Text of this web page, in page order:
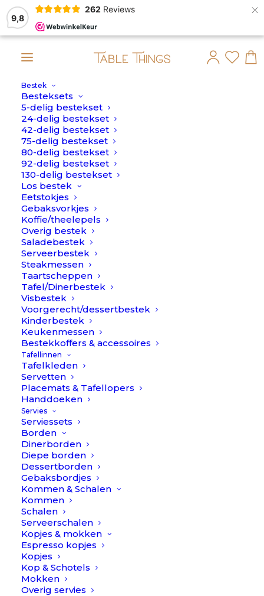
9,8
262 Reviews ×
Bestek
Besteksets
5-delig bestekset
24-delig bestekset
42-delig bestekset
75-delig bestekset
80-delig bestekset
92-delig bestekset
130-delig bestekset
Los bestek
Eetstokjes
Gebaksvorkjes
Koffie/theelepels
Overig bestek
Saladebestek
Serveerbestek
Steakmessen
Taartscheppen
Tafel/Dinerbestek
Visbestek
Voorgerecht/dessertbestek
Kinderbestek
Keukenmessen
Bestekkoffers & accessoires
Tafellinnen
Tafelkleden
Servetten
Placemats & Tafellopers
Handdoeken
Servies
Serviessets
Borden
Dinerborden
Diepe borden
Dessertborden
Gebaksbordjes
Kommen & Schalen
Kommen
Schalen
Serveerschalen
Kopjes & mokken
Espresso kopjes
Kopjes
Kop & Schotels
Mokken
Overig servies
Home > Kaasmes
Kaasmes
Goa - Blauw/Goud - Kaasmes // Cutipol